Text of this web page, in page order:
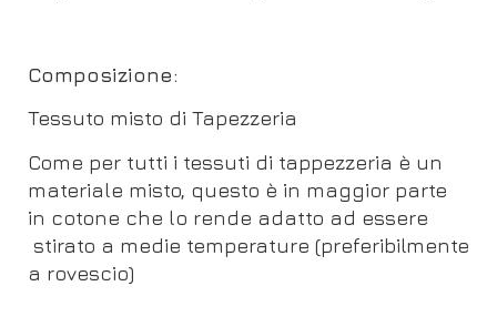
Composizione:
Tessuto misto di Tapezzeria
Come per tutti i tessuti di tappezzeria è un
materiale misto, questo è in maggior parte
in cotone che lo rende adatto ad essere
stirato a medie temperature (preferibilmente
a rovescio)